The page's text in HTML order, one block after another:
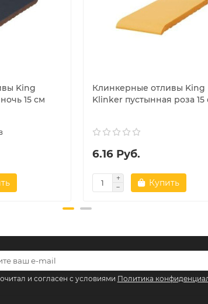
King
15 см
Клинкерные отливы King
Klinker пустынная роза 15
6.16 Руб.
Купить
и согласен с условиями Политика